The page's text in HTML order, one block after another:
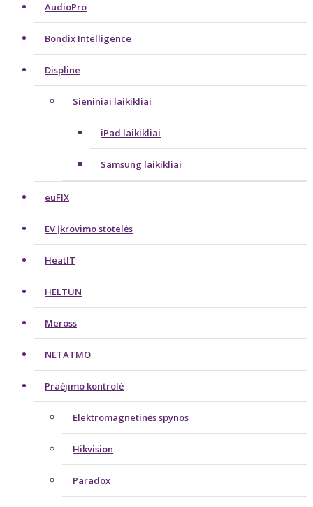
AudioPro
Bondix Intelligence
Displine
Sieniniai laikikliai
iPad laikikliai
Samsung laikikliai
euFIX
EV Įkrovimo stotelės
HeatIT
HELTUN
Meross
NETATMO
Praėjimo kontrolė
Elektromagnetinės spynos
Hikvision
Paradox